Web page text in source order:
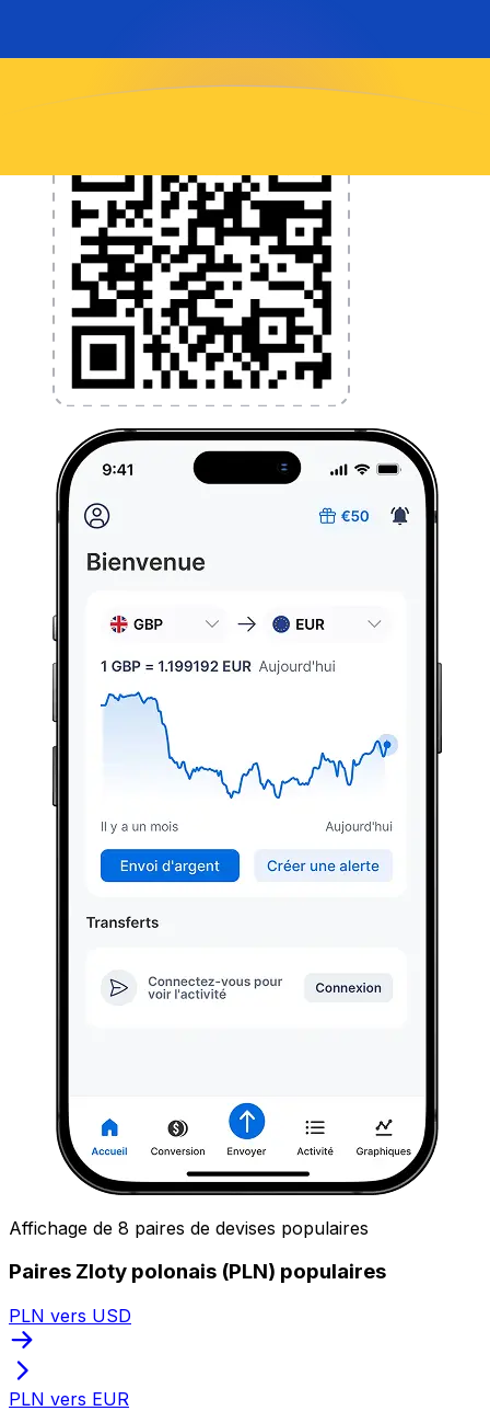
Affichage de 8 paires de devises populaires
Paires Zloty polonais (PLN) populaires
PLN vers USD
PLN vers EUR